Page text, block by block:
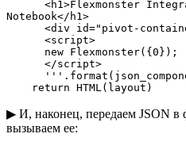
Notebook</h1>
    return HTML(layout)
▶ И, наконец, передаем JSON в
вызываем ее: